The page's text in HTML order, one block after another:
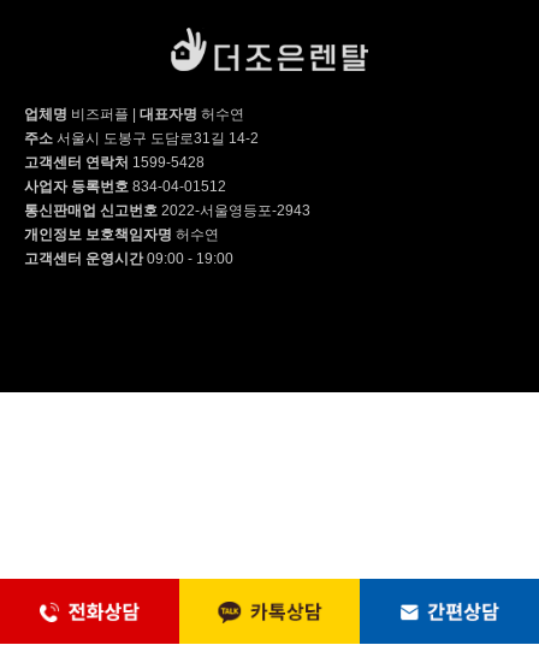
업체명 비즈퍼플 | 대표자명 허수연
주소 서울시 도봉구 도담로31길 14-2
고객센터 연락처 1599-5428
사업자 등록번호 834-04-01512
통신판매업 신고번호 2022-서울영등포-2943
개인정보 보호책임자명 허수연
고객센터 운영시간09:00 - 19:00